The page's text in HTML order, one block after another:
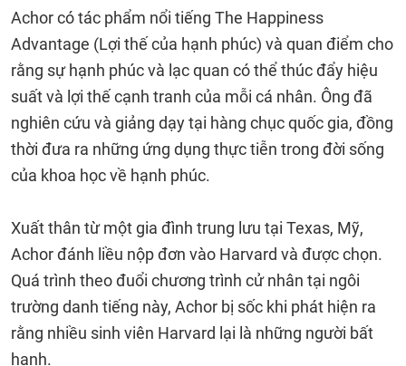
Achor có tác phẩm nổi tiếng The Happiness
Advantage (Lợi thế của hạnh phúc) và quan điểm cho
rằng sự hạnh phúc và lạc quan có thể thúc đẩy hiệu
suất và lợi thế cạnh tranh của mỗi cá nhân. Ông đã
nghiên cứu và giảng dạy tại hàng chục quốc gia, đồng
thời đưa ra những ứng dụng thực tiễn trong đời sống
của khoa học về hạnh phúc.
Xuất thân từ một gia đình trung lưu tại Texas, Mỹ,
Achor đánh liều nộp đơn vào Harvard và được chọn.
Quá trình theo đuổi chương trình cử nhân tại ngôi
trường danh tiếng này, Achor bị sốc khi phát hiện ra
rằng nhiều sinh viên Harvard lại là những người bất
hạnh.